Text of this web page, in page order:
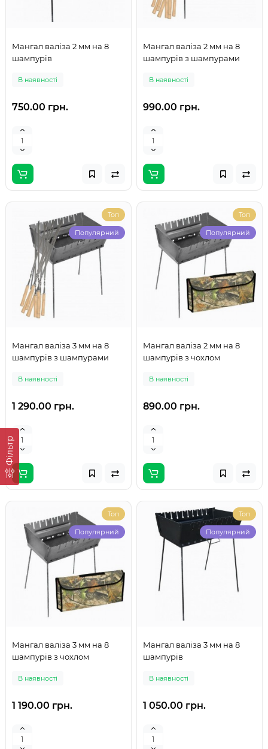
Фільтр
Мангал валіза 2 мм на 8
шампурів
В наявності
750.00 грн.
Мангал валіза 2 мм на 8
шампурів з шампурами
В наявності
990.00 грн.
Топ
Популярний
Мангал валіза 3 мм на 8
шампурів з шампурами
В наявності
1 290.00 грн.
Топ
Популярний
Мангал валіза 2 мм на 8
шампурів з чохлом
В наявності
890.00 грн.
Топ
Популярний
Мангал валіза 3 мм на 8
шампурів з чохлом
В наявності
1 190.00 грн.
Топ
Популярний
Мангал валіза 3 мм на 8
шампурів
В наявності
1 050.00 грн.